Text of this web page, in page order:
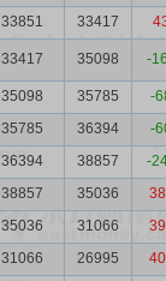
33851 33417
33417 35098 -
35098 35785
-
35785 36394
-
36394 38857
-
38857 35036
35036 31066
31066 26995